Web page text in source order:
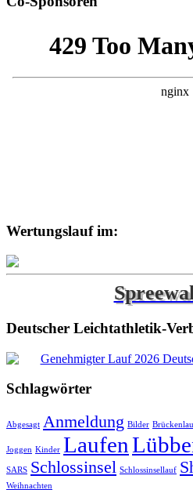
Wertungslauf im:
Deutscher Leichtathletik-
Schlagwörter
Abgesagt Anmeldung Bilder
Joggen Kinder Laufen
SARS Schlossinsel Schlossinsellauf
Weihnachten